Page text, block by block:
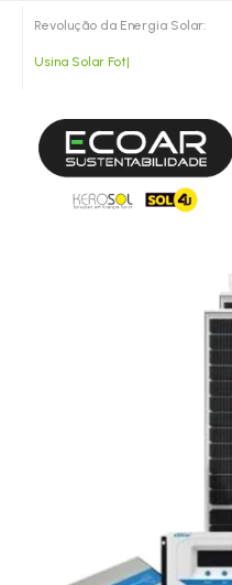
Revolução da Energia Solar:
Usina So ar Foto